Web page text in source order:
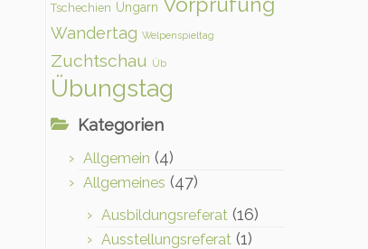
Tschechien Ungarn
Wandertag Welpenspieltag
Zuchtschau Üb
Übungstag
Kategorien
Allgemein (4)
Allgemeines (47)
Ausbildungsreferat (16)
Ausstellungsreferat (1)